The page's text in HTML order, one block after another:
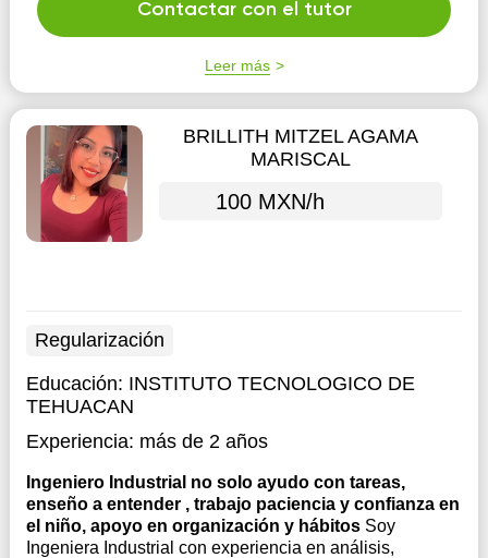
trabajo personalizado para lograr los objetivos que
tenga el o los estudiantes. Mi enfoque se ...
Contactar con el tutor
Leer más
BRILLITH MITZEL AGAMA
MARISCAL
100 MXN/h
Regularización
Educación: INSTITUTO TECNOLOGICO DE
TEHUACAN
Experiencia: más de 2 años
Ingeniero Industrial no solo ayudo con tareas,
enseño a entender , trabajo paciencia y confianza en
el niño, apoyo en organización y hábitos Soy
Ingeniera Industrial con experiencia en análisis,